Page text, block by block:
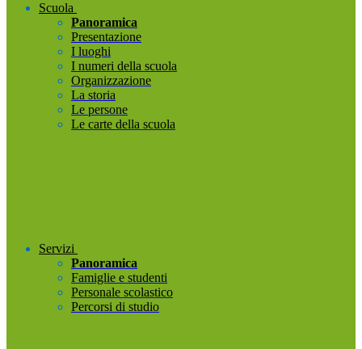
Scuola
Panoramica
Presentazione
I luoghi
I numeri della scuola
Organizzazione
La storia
Le persone
Le carte della scuola
Servizi
Panoramica
Famiglie e studenti
Personale scolastico
Percorsi di studio